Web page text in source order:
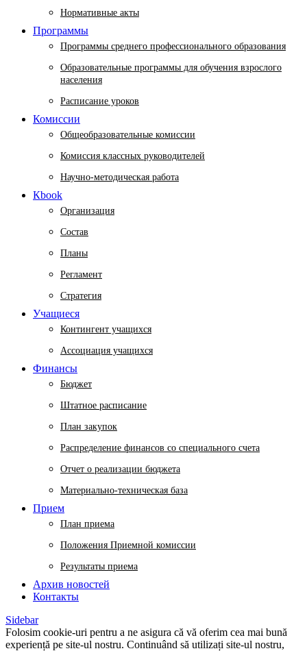
Нормативные акты
Программы
Программы среднего профессионального образования
Образовательные программы для обучения взрослого
населения
Расписание уроков
Комиссии
Общеобразовательные комиссии
Комиссия классных руководителей
Научно-методическая работа
Кbook
Организация
Состав
Планы
Регламент
Стратегия
Учащиеся
Контингент учащихся
Ассоциация учащихся
Финансы
Бюджет
Штатное расписание
План закупок
Распределение финансов со специального счета
Отчет о реализации бюджета
Материально-техническая база
Прием
План приема
Положения Приемной комиссии
Результаты приема
Архив новостей
Контакты
Sidebar
Folosim cookie-uri pentru a ne asigura că vă oferim cea mai bună
experiență pe site-ul nostru. Continuând să utilizați site-ul nostru,